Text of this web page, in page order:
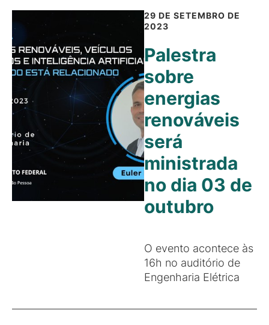
29 DE SETEMBRO DE
2023
Palestra
sobre
energias
renováveis
será
ministrada
no dia 03 de
outubro
O evento acontece às
16h no auditório de
Engenharia Elétrica